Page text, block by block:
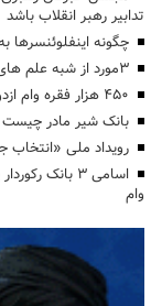
تدابیر رهبر انقلاب باشد
چگونه اینفلوئنسرها
3مورد از شبه علم های رایج در صفحات سلامت +اینفوگرافی
۴۵۰ هزار فقره وام ازدواج پرداخت خواهد شد
بانک شیر مادر
رویداد ملی «انتخاب جوان سال
اسامی ۳
وام